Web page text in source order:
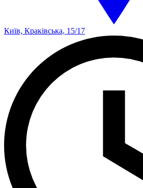
Київ, Краківська, 15/17